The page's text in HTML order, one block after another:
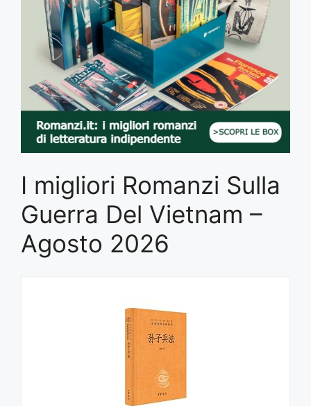
I migliori Romanzi Sulla
Guerra Del Vietnam –
Agosto 2026